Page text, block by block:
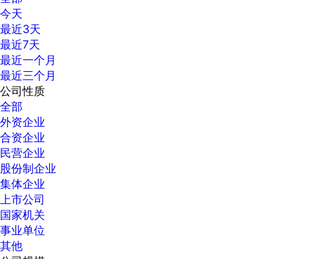
今天
最近3天
最近7天
最近一个月
最近三个月
公司性质
全部
外资企业
合资企业
民营企业
股份制企业
集体企业
上市公司
国家机关
事业单位
其他